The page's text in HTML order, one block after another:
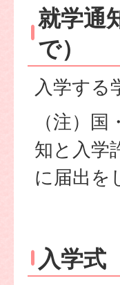
就学通
で）
入学する
（注）
知と入学
に届出を
入学式